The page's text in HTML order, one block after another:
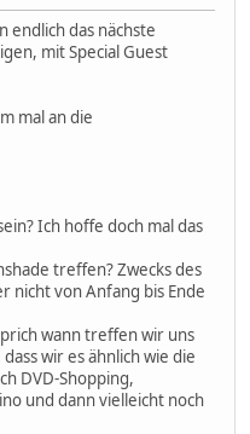
endlich das nächste
mit Special Guest
mal an die
Ich hoffe doch mal das
treffen? Zwecks des
nicht von Anfang bis Ende
wann treffen wir uns
wir es ähnlich wie die
DVD-Shopping,
und dann vielleicht noch